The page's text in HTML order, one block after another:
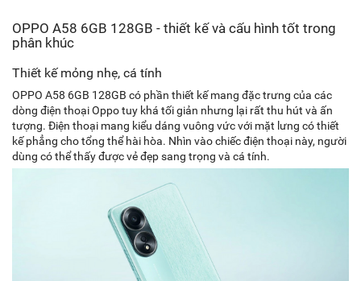
OPPO A58 6GB 128GB - thiết kế và cấu hình tốt trong
phân khúc
Thiết kế mỏng nhẹ, cá tính
OPPO A58 6GB 128GB có phần thiết kế mang đặc trưng của các
dòng điện thoại Oppo tuy khá tối giản nhưng lại rất thu hút và ấn
tượng. Điện thoại mang kiểu dáng vuông vức với mặt lưng có thiết
kế phẳng cho tổng thể hài hòa. Nhìn vào chiếc điện thoại này, người
dùng có thể thấy được vẻ đẹp sang trọng và cá tính.